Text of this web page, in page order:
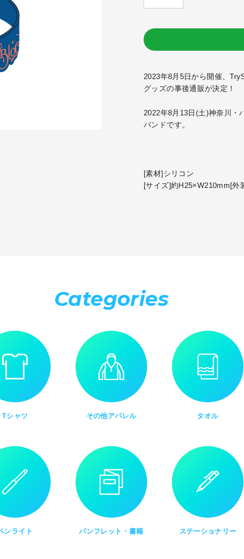
2023年8月5日から開催、
グッズの事後通販が決定！
2022年8月13日(土)神奈川・
バンドです。
[素材]シリコン
[サイズ]約H25×W210mm[外
Categories
Tシャツ その他アパレル タオル
ンライト パンフレット・書籍 ステーショナリー